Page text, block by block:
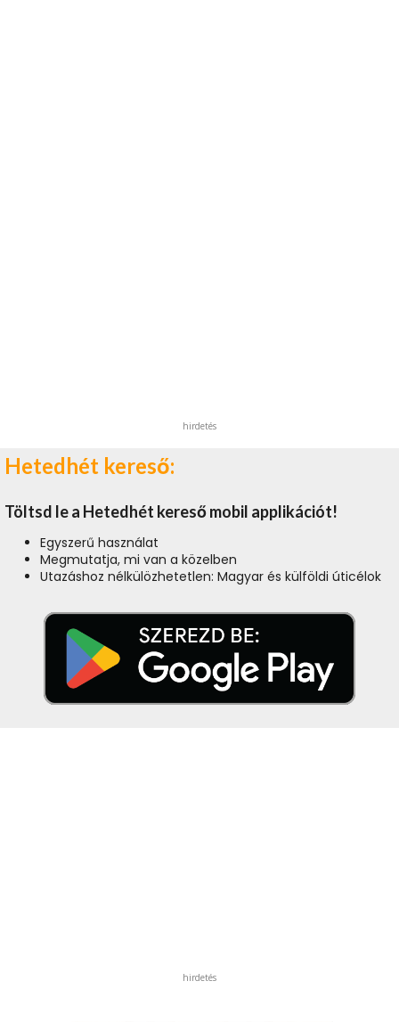
hirdetés
Hetedhét kereső:
Töltsd le a Hetedhét kereső mobil applikációt!
Egyszerű használat
Megmutatja, mi van a közelben
Utazáshoz nélkülözhetetlen: Magyar és külföldi úticélok
hirdetés